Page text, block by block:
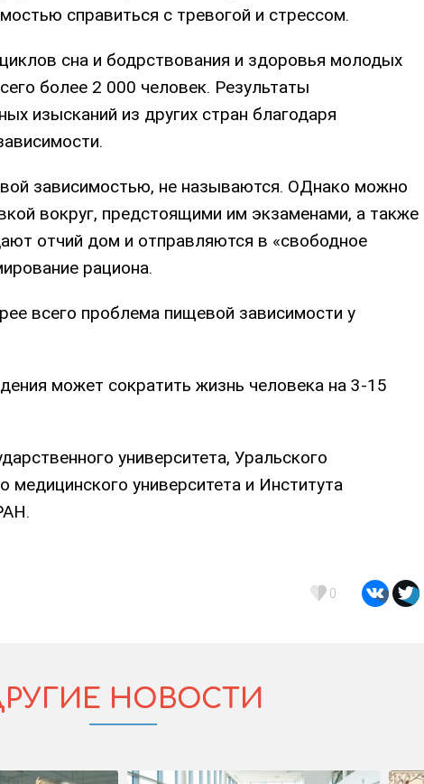
справиться с тревогой и стрессом.
сна и бодрствования и здоровья молодых
более 2 000 человек. Результаты
изысканий из других стран благодаря
зависимостью, не называются. ОДнако можно
вокруг, предстоящими им экзаменами, а также
отчий дом и отправляются в «свободное
рациона.
всего проблема пищевой зависимости у
может сократить жизнь человека на 3-15
университета, Уральского
медицинского университета и Института
0
НОВОСТИ